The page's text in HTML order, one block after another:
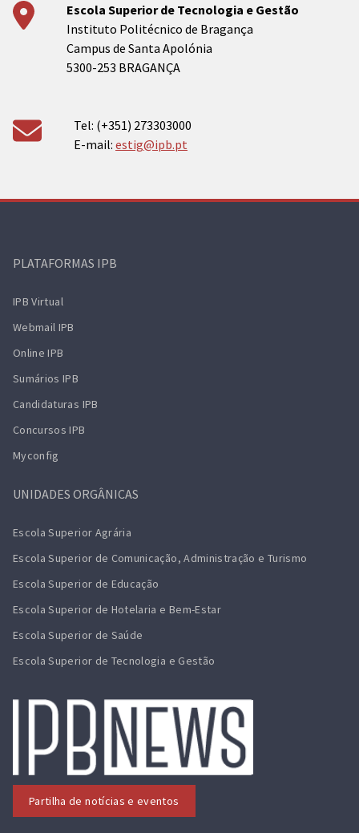
Escola Superior de Tecnologia e Gestão
Instituto Politécnico de Bragança
Campus de Santa Apolónia
5300-253 BRAGANÇA
Tel: (+351) 273303000
E-mail: estig@ipb.pt
PLATAFORMAS IPB
IPB Virtual
Webmail IPB
Online IPB
Sumários IPB
Candidaturas IPB
Concursos IPB
Myconfig
UNIDADES ORGÂNICAS
Escola Superior Agrária
Escola Superior de Comunicação, Administração e Turismo
Escola Superior de Educação
Escola Superior de Hotelaria e Bem-Estar
Escola Superior de Saúde
Escola Superior de Tecnologia e Gestão
Partilha de notícias e eventos